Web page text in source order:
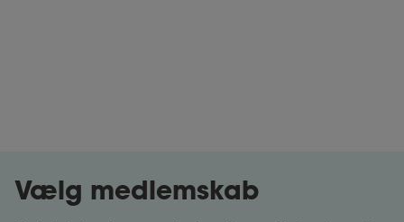
Vælg medlemskab